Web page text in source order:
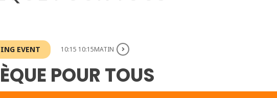
EVENT 10:15 10:15MATIN
POUR TOUS